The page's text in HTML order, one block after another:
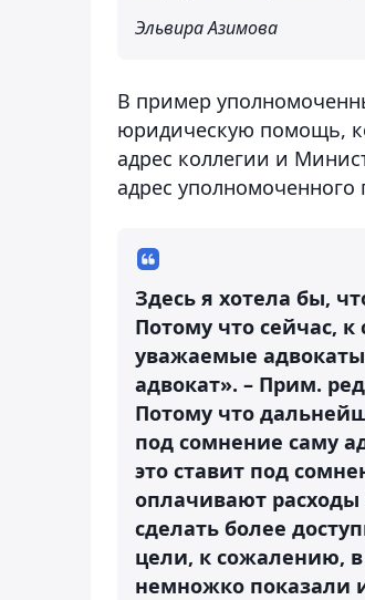
Эльвира Азимова
В пример
юридическую помощь,
адрес коллегии и
адрес уполномоченного
Здесь я хотела бы,
Потому что сейчас,
уважаемые
адвокат». – Прим.
Потому что
под сомнение саму
это ставит под
оплачивают
сделать более
цели, к сожалению,
немножко показали